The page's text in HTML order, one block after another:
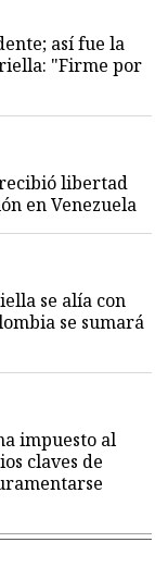
así fue la
"Firme por
libertad
en Venezuela
se alía con
se sumará
impuesto al
claves de